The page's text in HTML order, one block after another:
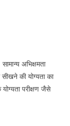
अभिक्षमता
सीखने की योग्यता का
योग्यता परीक्षण जैसे